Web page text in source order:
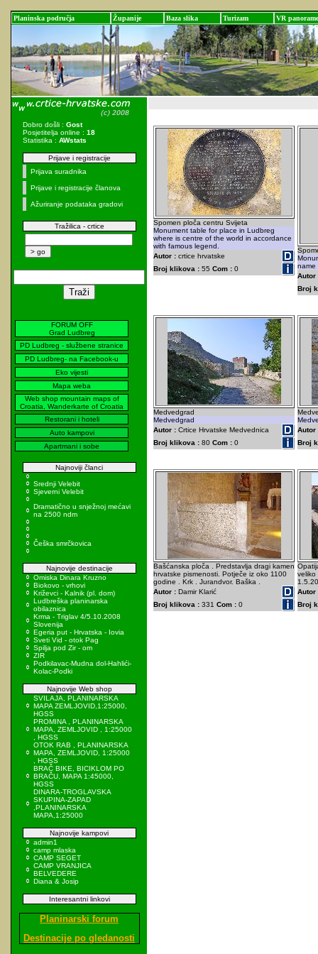
Planinska područja Županije Baza slika Turizam VR panorame
Dobro došli : Gost
Posjetitelja online : 18
Statistika : AWstats
Prijave i registracije
Prijava suradnika
Prijave i registracije članova
Ažuriranje podataka gradovi
Tražilica - crtice
FORUM OFF
Grad Ludbreg
PD Ludbreg - službene stranice
PD Ludbreg- na Facebook-u
Eko vijesti
Mapa weba
Web shop mountain maps of
Croatia, Wanderkarte of Croatia
Restorani i hoteli
Auto kampovi
Apartmani i sobe
Najnoviji članci
Srednji Velebit
Sjeverni Velebit
Dramatično u snježnoj mećavi
na 2500 ndm
Češka smrčkovica
Najnovije destinacije
Omiska Dinara Kruzno
Biokovo - vrhovi
Križevci - Kalnik (pl. dom)
Ludbreška planinarska
obilaznica
Krma - Triglav 4/5.10.2008
Slovenija
Egeria put - Hrvatska - Iovia
Sveti Vid - otok Pag
Spilja pod Zir - om
ZIR
Podkilavac-Mudna dol-Hahlići-
Kolac-Podki
Najnovije Web shop
SVILAJA, PLANINARSKA
MAPA ZEMLJOVID,1:25000,
HGSS
PROMINA , PLANINARSKA
MAPA, ZEMLJOVID , 1:25000
, HGSS
OTOK RAB , PLANINARSKA
MAPA, ZEMLJOVID, 1:25000
, HGSS
BRAČ BIKE, BICIKLOM PO
BRAČU, MAPA 1:45000,
HGSS
DINARA-TROGLAVSKA
SKUPINA-ZAPAD
,PLANINARSKA
MAPA,1:25000
Najnovije kampovi
admin1
camp mlaska
CAMP SEGET
CAMP VRANJICA
BELVEDERE
Diana & Josip
Interesantni linkovi
Planinarski forum
Destinacije po gledanosti
Spomen ploča centru Svijeta
Monument table for place in Ludbreg
where is centre of the world in accordance
with famous legend.
Autor : crtice hrvatske
Broj klikova : 55 Com : 0
name
Autor
Broj
Medvedgrad
Medvedgrad
Autor : Crtice Hrvatske Medvednica
Broj klikova : 80 Com : 0
Autor
Broj
Bašćanska ploča . Predstavlja dragi kamen
hrvatske pismenosti. Potječe iz oko 1100
godine . Krk . Jurandvor. Baška .
Autor : Damir Klarić
Broj klikova : 331 Com : 0
veliko
Autor
Broj